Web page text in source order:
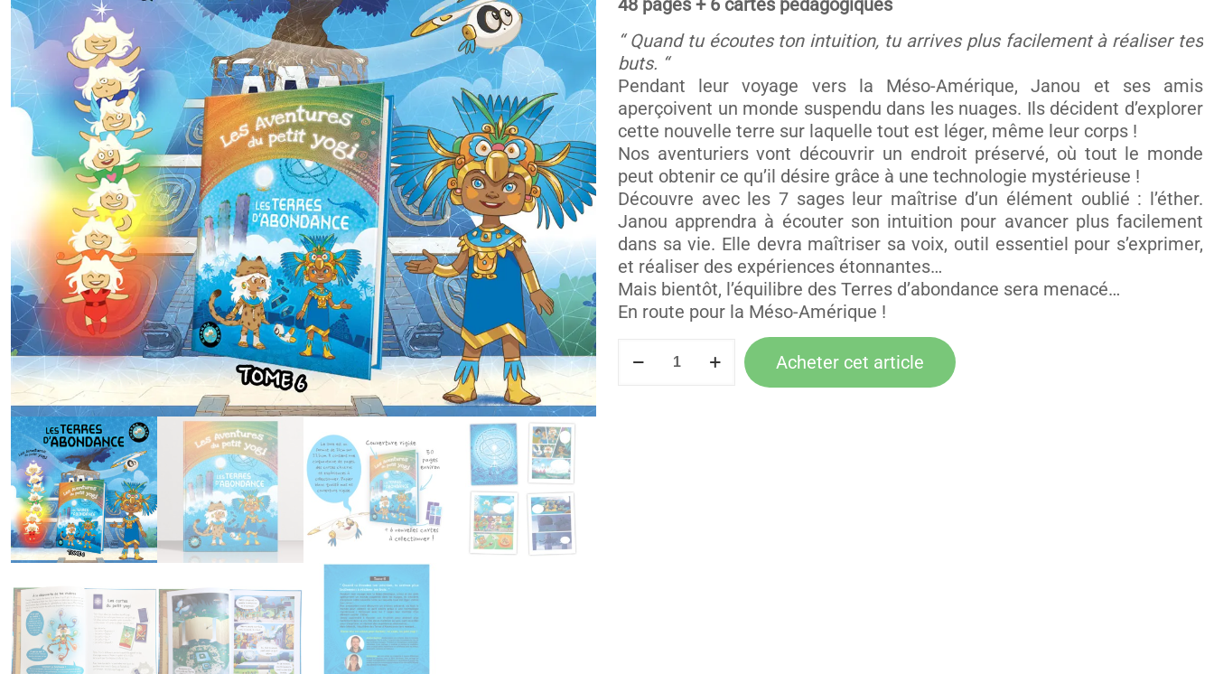
48 pages + 6 cartes pédagogiques
“ Quand tu écoutes ton intuition, tu arrives plus facilement à réaliser tes
buts. “
Pendant leur voyage vers la Méso-Amérique, Janou et ses amis
aperçoivent un monde suspendu dans les nuages. Ils décident d’explorer
cette nouvelle terre sur laquelle tout est léger, même leur corps !
Nos aventuriers vont découvrir un endroit préservé, où tout le monde
peut obtenir ce qu’il désire grâce à une technologie mystérieuse !
Découvre avec les 7 sages leur maîtrise d’un élément oublié : l’éther.
Janou apprendra à écouter son intuition pour avancer plus facilement
dans sa vie. Elle devra maîtriser sa voix, outil essentiel pour s’exprimer,
et réaliser des expériences étonnantes…
Mais bientôt, l’équilibre des Terres d’abondance sera menacé…
En route pour la Méso-Amérique !
Acheter cet article